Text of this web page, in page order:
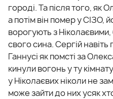
городі. Та після того, як
а потім він помер у СІЗО,
ворогують з Ніколаєвими,
свого сина. Сергій навіть
Ганнусі як помсті за
кинули вогонь у ту
у Ніколаєвих ніколи не
може зайти до них усяк